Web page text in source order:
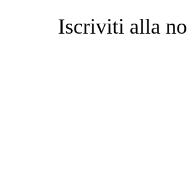
Iscriviti alla